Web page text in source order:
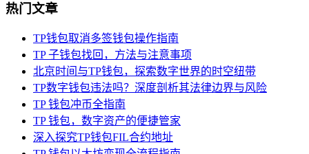
热门文章
TP钱包取消多签钱包操作指南
TP 子钱包找回，方法与注意事项
北京时间与TP钱包，探索数字世界的时空纽带
TP数字钱包违法吗？深度剖析其法律边界与风险
TP 钱包冲币全指南
TP 钱包，数字资产的便捷管家
深入探究TP钱包FIL合约地址